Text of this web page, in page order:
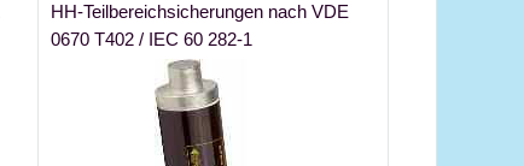
HH-Teilbereichsicherungen nach VDE
0670 T402 / IEC 60 282-1